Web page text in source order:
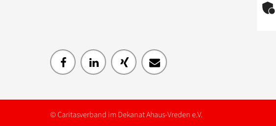
© Caritasverband im Dekanat Ahaus-Vreden e.V.